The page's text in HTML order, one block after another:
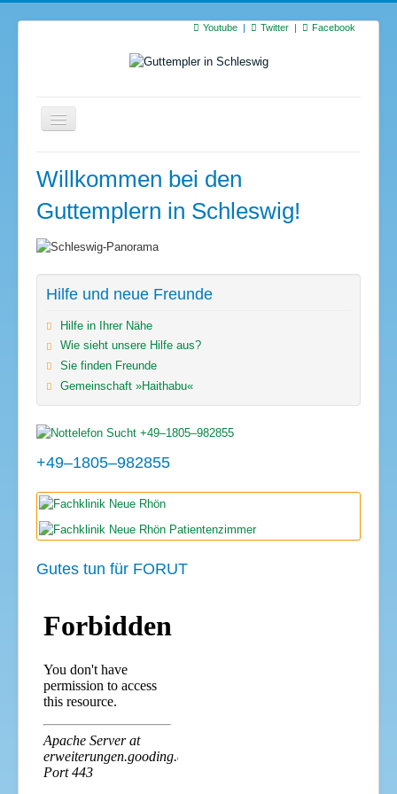
Youtube Twitter Facebook
Suchen
S
Willkommen bei den
Guttemplern in Schleswig!
Hilfe und neue Freunde
Hilfe in Ihrer Nähe
Wie sieht unsere Hilfe aus?
Sie finden Freunde
Gemeinschaft »Haithabu«
+49–1805–982855
Gutes tun für FORUT